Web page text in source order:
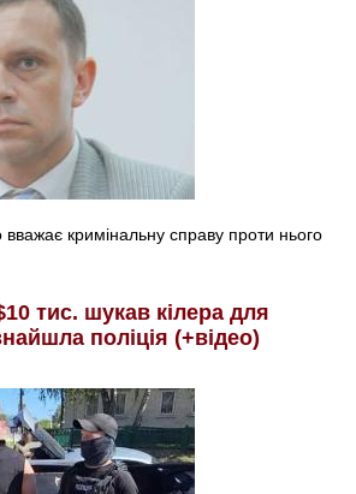
кримінальну справу проти нього
тис. шукав кілера для
поліція (+відео)